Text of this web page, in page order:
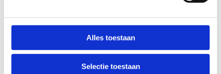
Alles toestaan
Selectie toestaan
Bij het inwisselen van de voucher kunnen
of verificatiedoeleinden.
Deze gegevens worden verwerkt volgens het